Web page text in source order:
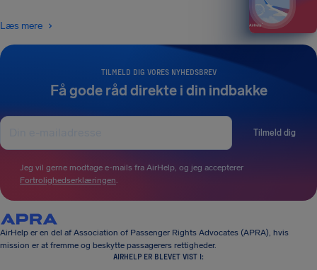
TILMELD DIG VORES NYHEDSBREV
Få gode råd direkte i din indbakke
Tilmeld dig
Jeg vil gerne modtage e-mails fra AirHelp, og jeg accepterer
Fortrolighedserklæringen.
Læs mere
AirHelp er en del af Association of Passenger Rights Advocates (APRA), hvis
mission er at fremme og beskytte passagerers rettigheder.
AIRHELP ER BLEVET VIST I: